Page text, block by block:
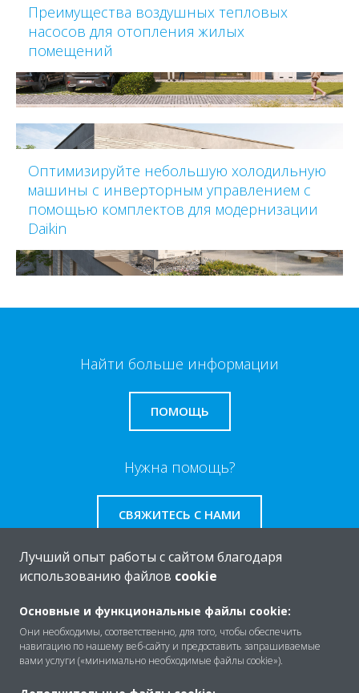
Преимущества воздушных тепловых
насосов для отопления жилых
помещений
Оптимизируйте небольшую холодильную
машины с инверторным управлением с
помощью комплектов для модернизации
Daikin
Найти больше информации
ПОМОЩЬ
Нужна помощь?
СВЯЖИТЕСЬ С НАМИ
O Daikin
Решения
Лучший опыт работы с сайтом благодаря
использованию файлов cookie
Основные и функциональные файлы cookie:
Они необходимы, соответственно, для того, чтобы обеспечить
навигацию по нашему веб-сайту и предоставить запрашиваемые
вами услуги («минимально необходимые файлы cookie»).